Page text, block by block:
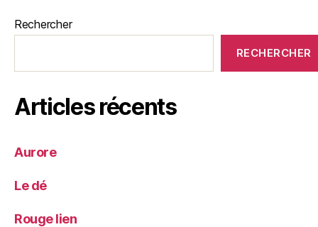
Rechercher
RECHERCHER
Articles récents
Aurore
Le dé
Rouge lien